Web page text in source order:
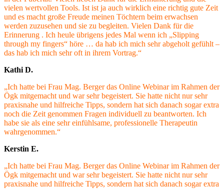
vielen wertvollen Tools. Ist ist ja auch wirklich eine richtig gute Zeit
und es macht große Freude meinen Töchtern beim erwachsen
werden zuzusehen und sie zu begleiten. Vielen Dank für die
Erinnerung . Ich heule übrigens jedes Mal wenn ich „Slipping
through my fingers“ höre … da hab ich mich sehr abgeholt gefühlt –
das hab ich mich sehr oft in ihrem Vortrag.“
Kathi D.
„Ich hatte bei Frau Mag. Berger das Online Webinar im Rahmen der
Ögk mitgemacht und war sehr begeistert. Sie hatte nicht nur sehr
praxisnahe und hilfreiche Tipps, sondern hat sich danach sogar extra
noch die Zeit genommen Fragen individuell zu beantworten. Ich
habe sie als eine sehr einfühlsame, professionelle Therapeutin
wahrgenommen.“
Kerstin E.
„Ich hatte bei Frau Mag. Berger das Online Webinar im Rahmen der
Ögk mitgemacht und war sehr begeistert. Sie hatte nicht nur sehr
praxisnahe und hilfreiche Tipps, sondern hat sich danach sogar extra